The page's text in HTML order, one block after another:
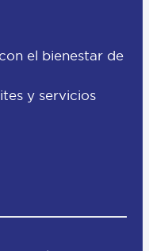
el bienestar de
y servicios